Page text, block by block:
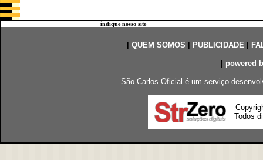
indique nosso site
QUEM SOMOS PUBLICIDADE|
powered
São Carlos Oficial é um serviço
Todos